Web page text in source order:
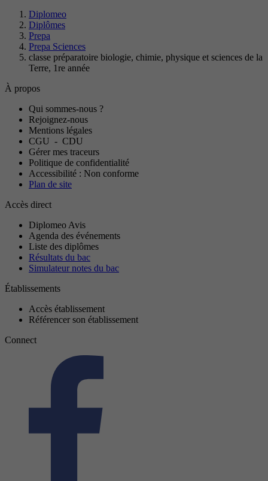
Diplomeo
Diplômes
Prepa
Prepa Sciences
classe préparatoire biologie, chimie, physique et sciences de la
Terre, 1re année
À propos
Qui sommes-nous ?
Rejoignez-nous
Mentions légales
CGU - CDU
Gérer mes traceurs
Politique de confidentialité
Accessibilité : Non conforme
Plan de site
Accès direct
Diplomeo Avis
Agenda des événements
Liste des diplômes
Résultats du bac
Simulateur notes du bac
Établissements
Accès établissement
Référencer son établissement
Connect